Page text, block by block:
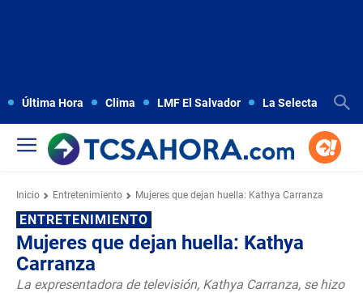
Última Hora Clima LMF El Salvador La Selecta
Inicio Entretenimiento Mujeres que dejan huella: Kathya Carranza
ENTRETENIMIENTO
Mujeres que dejan huella: Kathya
Carranza
La expresentadora de televisión, Kathya Carranza, se hizo